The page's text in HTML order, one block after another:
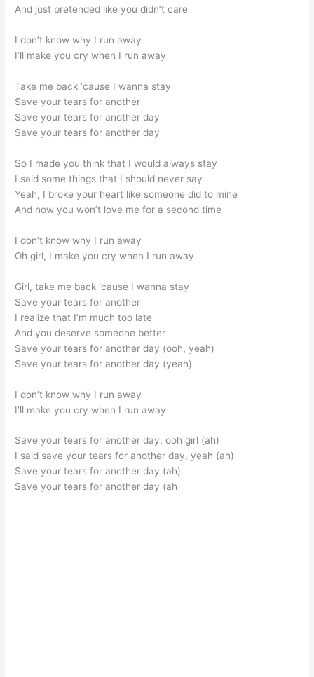
And just pretended like you didn’t care
I don’t know why I run away
I’ll make you cry when I run away
Take me back ‘cause I wanna stay
Save your tears for another
Save your tears for another day
Save your tears for another day
So I made you think that I would always stay
I said some things that I should never say
Yeah, I broke your heart like someone did to mine
And now you won’t love me for a second time
I don’t know why I run away
Oh girl, I make you cry when I run away
Girl, take me back ‘cause I wanna stay
Save your tears for another
I realize that I’m much too late
And you deserve someone better
Save your tears for another day (ooh, yeah)
Save your tears for another day (yeah)
I don’t know why I run away
I’ll make you cry when I run away
Save your tears for another day, ooh girl (ah)
I said save your tears for another day, yeah (ah)
Save your tears for another day (ah)
Save your tears for another day (ah